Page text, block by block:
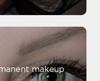
makeup